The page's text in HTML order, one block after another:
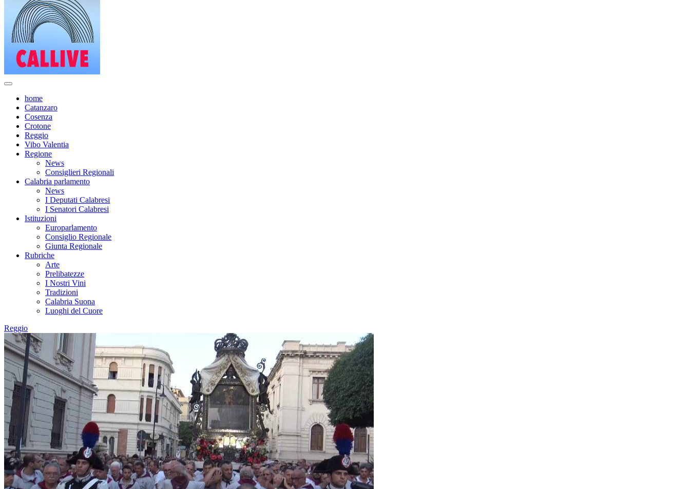
home
Catanzaro
Cosenza
Crotone
Reggio
Vibo Valentia
Regione
News
Consiglieri Regionali
Calabria parlamento
News
I Deputati Calabresi
I Senatori Calabresi
Istituzioni
Europarlamento
Consiglio Regionale
Giunta Regionale
Rubriche
Arte
Prelibatezze
I Nostri Vini
Tradizioni
Calabria Suona
Luoghi del Cuore
Reggio